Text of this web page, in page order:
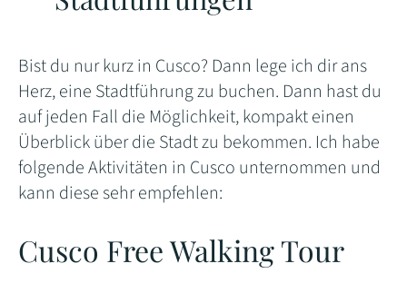
Bist du nur kurz in Cusco? Dann lege ich dir ans
Herz, eine Stadtführung zu buchen. Dann hast du
auf jeden Fall die Möglichkeit, kompakt einen
Überblick über die Stadt zu bekommen. Ich habe
folgende Aktivitäten in Cusco unternommen und
kann diese sehr empfehlen:
Cusco Free Walking Tour